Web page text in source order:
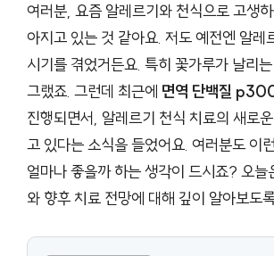
여러분, 요즘 알레르기와 천식으로 고생
아지고 있는 것 같아요. 저도 예전엔 알레
시기를 겪었거든요. 특히 꽃가루가 날리
그랬죠. 그런데 최근에 면역 단백질
진행되면서, 알레르기 천식 치료의 새로
고 있다는 소식을 들었어요. 여러분도 이
얼마나 좋을까 하는 생각이 드시죠? 오늘
와 향후 치료 전망에 대해 깊이 알아보도